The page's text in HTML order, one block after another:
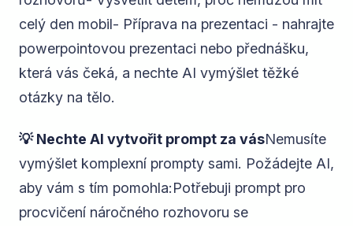
celý den mobil- Příprava na prezentaci - nahrajte
powerpointovou prezentaci nebo přednášku,
která vás čeká, a nechte AI vymýšlet těžké
otázky na tělo.
💡 Nechte AI vytvořit prompt za vásNemusíte
vymýšlet komplexní prompty sami. Požádejte AI,
aby vám s tím pomohla:Potřebuji prompt pro
procvičení náročného rozhovoru se